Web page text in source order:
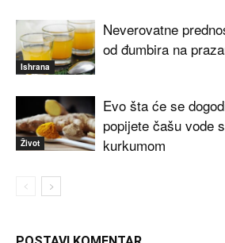
Ishrana
Neverovatne
od đumbira na
Život
Evo šta će se
popijete čašu vode
kurkumom